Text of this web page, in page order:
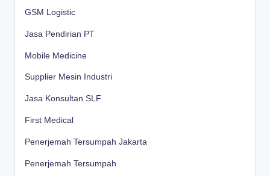
GSM Logistic
Jasa Pendirian PT
Mobile Medicine
Supplier Mesin Industri
Jasa Konsultan SLF
First Medical
Penerjemah Tersumpah Jakarta
Penerjemah Tersumpah